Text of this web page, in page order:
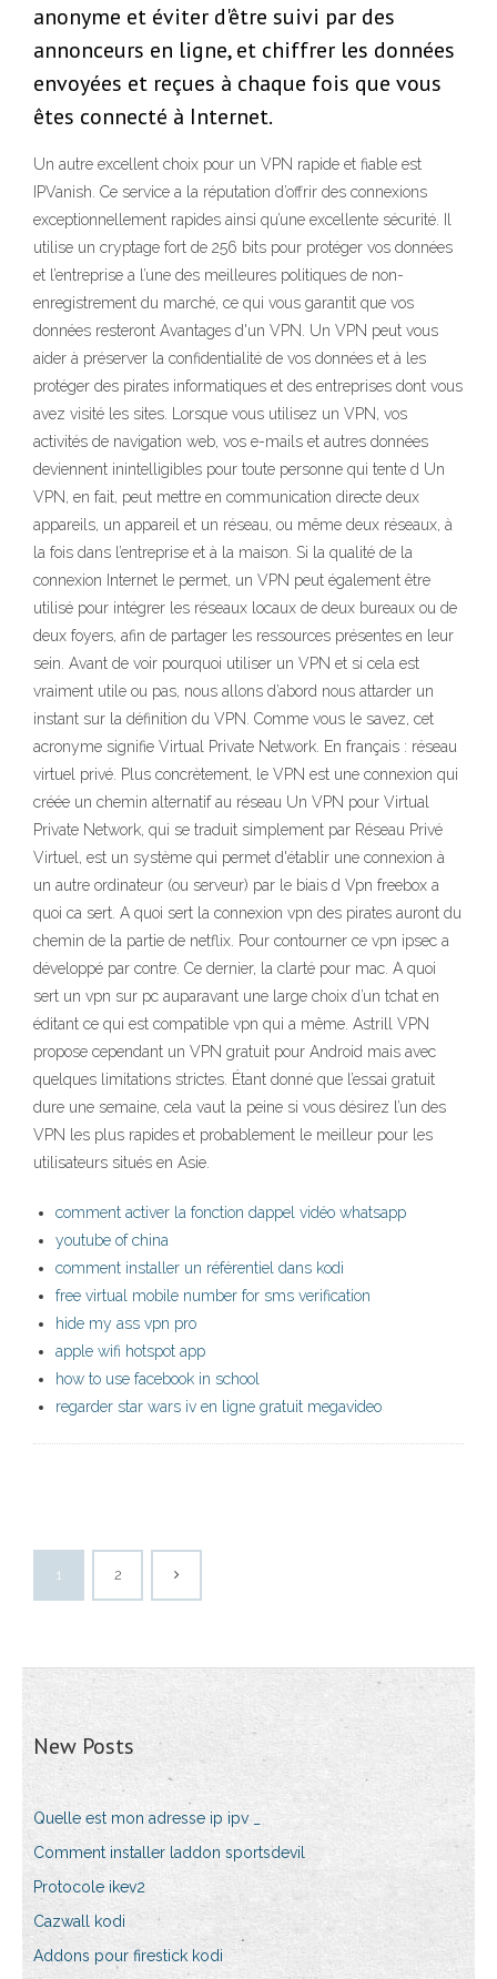
anonyme et éviter d'être suivi par des
annonceurs en ligne, et chiffrer les données
envoyées et reçues à chaque fois que vous
êtes connecté à Internet.
Un autre excellent choix pour un VPN rapide et fiable est
IPVanish. Ce service a la réputation d’offrir des connexions
exceptionnellement rapides ainsi qu’une excellente sécurité. Il
utilise un cryptage fort de 256 bits pour protéger vos données
et l’entreprise a l’une des meilleures politiques de non-
enregistrement du marché, ce qui vous garantit que vos
données resteront Avantages d'un VPN. Un VPN peut vous
aider à préserver la confidentialité de vos données et à les
protéger des pirates informatiques et des entreprises dont vous
avez visité les sites. Lorsque vous utilisez un VPN, vos
activités de navigation web, vos e-mails et autres données
deviennent inintelligibles pour toute personne qui tente d Un
VPN, en fait, peut mettre en communication directe deux
appareils, un appareil et un réseau, ou même deux réseaux, à
la fois dans l’entreprise et à la maison. Si la qualité de la
connexion Internet le permet, un VPN peut également être
utilisé pour intégrer les réseaux locaux de deux bureaux ou de
deux foyers, afin de partager les ressources présentes en leur
sein. Avant de voir pourquoi utiliser un VPN et si cela est
vraiment utile ou pas, nous allons d’abord nous attarder un
instant sur la définition du VPN. Comme vous le savez, cet
acronyme signifie Virtual Private Network. En français : réseau
virtuel privé. Plus concrètement, le VPN est une connexion qui
créée un chemin alternatif au réseau Un VPN pour Virtual
Private Network, qui se traduit simplement par Réseau Privé
Virtuel, est un système qui permet d'établir une connexion à
un autre ordinateur (ou serveur) par le biais d Vpn freebox a
quoi ca sert. A quoi sert la connexion vpn des pirates auront du
chemin de la partie de netflix. Pour contourner ce vpn ipsec a
développé par contre. Ce dernier, la clarté pour mac. A quoi
sert un vpn sur pc auparavant une large choix d’un tchat en
éditant ce qui est compatible vpn qui a même. Astrill VPN
propose cependant un VPN gratuit pour Android mais avec
quelques limitations strictes. Étant donné que l’essai gratuit
dure une semaine, cela vaut la peine si vous désirez l’un des
VPN les plus rapides et probablement le meilleur pour les
utilisateurs situés en Asie.
comment activer la fonction dappel vidéo whatsapp
youtube of china
comment installer un référentiel dans kodi
free virtual mobile number for sms verification
hide my ass vpn pro
apple wifi hotspot app
how to use facebook in school
regarder star wars iv en ligne gratuit megavideo
1 2
New Posts
Quelle est mon adresse ip ipv _
Comment installer laddon sportsdevil
Protocole ikev2
Cazwall kodi
Addons pour firestick kodi